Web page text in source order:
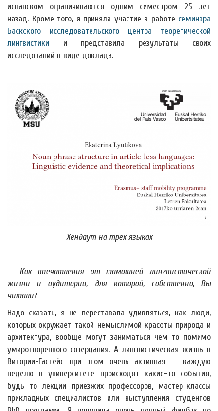
испанском ограничиваются одним семестром 25 лет
назад. Кроме того, я приняла участие в работе семинара
Баскского исследовательского центра теоретической
лингвистики и представила результаты своих
исследований в виде доклада.
Хендаут на трех языках
— Как впечатления от тамошней лингвистической
жизни и аудитории, для которой, собственно, Вы
читали?
Надо сказать, я не переставала удивляться, как люди,
которых окружает такой немыслимой красоты природа и
архитектура, вообще могут заниматься чем-то помимо
умиротворенного созерцания. А лингвистическая жизнь в
Витории-Гастейс при этом очень активная — каждую
неделю в университете происходят какие-то события,
будь то лекции приезжих профессоров, мастер-классы
прикладных специалистов или выступления студентов